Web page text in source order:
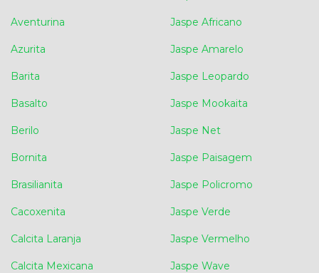
Aventurina
Azurita
Barita
Basalto
Berilo
Bornita
Brasilianita
Cacoxenita
Calcita Laranja
Calcita Mexicana
Jaspe Africano
Jaspe Amarelo
Jaspe Leopardo
Jaspe Mookaita
Jaspe Net
Jaspe Paisagem
Jaspe Policromo
Jaspe Verde
Jaspe Vermelho
Jaspe Wave